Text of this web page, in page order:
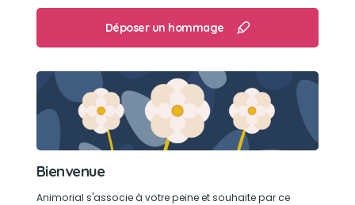
Déposer un hommage
Bienvenue
Animorial s'associe à votre peine et souhaite par ce